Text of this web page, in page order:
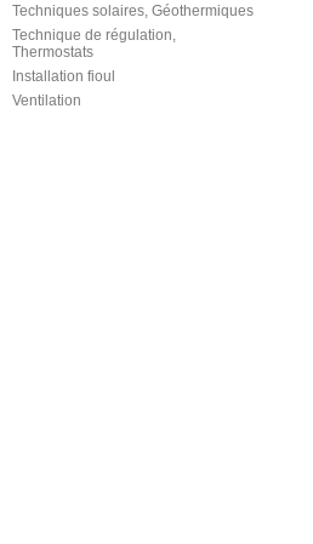
Techniques solaires, Géothermiques
Technique de régulation,
Thermostats
Installation fioul
Ventilation